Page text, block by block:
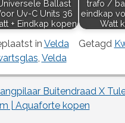
Ballast
Uv-C Units 36
+ Eindkap kopen
trafo /
eindkap
Watt
in Velda Getagd
, Velda
Buitendraad X
| Aquaforte kopen